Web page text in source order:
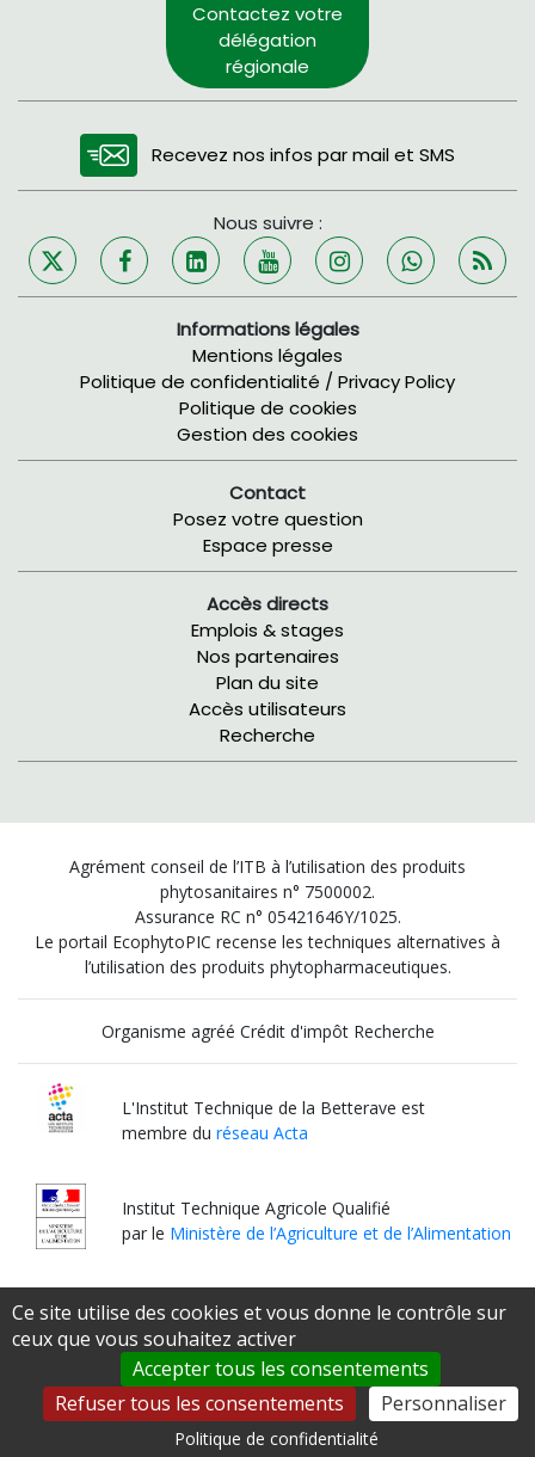
Contactez votre
délégation
régionale
Recevez nos infos par mail et SMS
Nous suivre :
Informations légales
Mentions légales
Politique de confidentialité / Privacy Policy
Politique de cookies
Gestion des cookies
Contact
Posez votre question
Espace presse
Accès directs
Emplois & stages
Nos partenaires
Plan du site
Accès utilisateurs
Recherche
Agrément conseil de l’ITB à l’utilisation des produits
phytosanitaires n° 7500002.
Assurance RC n° 05421646Y/1025.
Le portail EcophytoPIC recense les techniques alternatives à
l’utilisation des produits phytopharmaceutiques.
Organisme agréé Crédit d'impôt Recherche
L'Institut Technique de la Betterave est
membre duréseau Acta
Institut Technique Agricole Qualifié
par le Ministère de l’Agriculture et de l’Alimentation
Ce site utilise des cookies et vous donne le contrôle sur
ceux que vous souhaitez activer
Accepter tous les consentements
Refuser tous les consentements
Personnaliser
Politique de confidentialité